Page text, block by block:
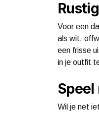
Voor een
als wit,
een frisse
in je outfit
Wil je net